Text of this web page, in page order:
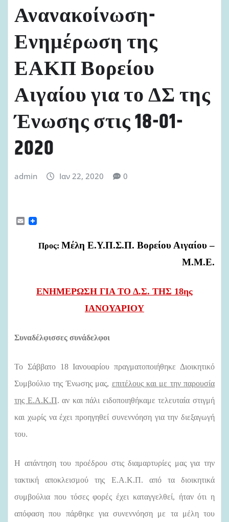
Ανανακοίνωση-
Ενημέρωση της
ΕΑΚΠ Βορείου
Αιγαίου για το ΔΣ της
Ένωσης στις 18-01-
2020
admin Ιαν 22, 2020 0
E
m
Προς: Μέλη Ε.Υ.Π.Σ.Π. Βορείου Αιγαίου –
Μ.Μ.Ε.
ΕΝΗΜΕΡΩΣΗ ΓΙΑ ΤΟ Δ.Σ. ΤΗΣ 18ης
ΙΑΝΟΥΑΡΙΟΥ
Συναδέλφισσες συνάδελφοι
Το Σάββατο 18 Ιανουαρίου πραγματοποιήθηκε Διοικητικό
Συμβούλιο της Ένωσης μας, επιτέλους και με την παρουσία
της Ε.Α.Κ.Π. αν και πάλι ειδοποιηθήκαμε τελευταία στιγμή
και χωρίς να έχει προηγηθεί συνεννόηση για την διεξαγωγή
του.
Η απάντηση του προέδρου στις διαμαρτυρίες μας για την
τακτική αποκλεισμού της Ε.Α.Κ.Π. από τα διοικητικά
συμβούλια που τόσες φορές έχει καταγγελθεί, ήταν ότι η
απόφαση που πάρθηκε για συνεννόηση με τα μέλη του